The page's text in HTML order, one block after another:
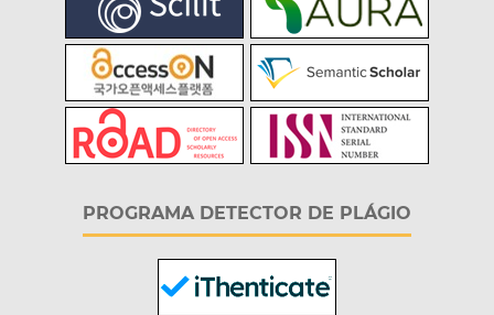
PROGRAMA DETECTOR DE PLÁGIO